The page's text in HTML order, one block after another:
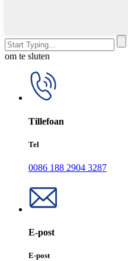
om te sluten
Tillefoan
Tel
0086 188 2904 3287
E-post
E-post